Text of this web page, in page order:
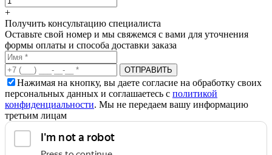
+
Получить консультацию специалиста
Оставьте свой номер и мы свяжемся с вами для уточнения
формы оплаты и способа доставки заказа
Нажимая на кнопку, вы даете согласие на обработку своих
персональных данных и соглашаетесь с политикой
конфиденциальности. Мы не передаем вашу информацию
третьим лицам